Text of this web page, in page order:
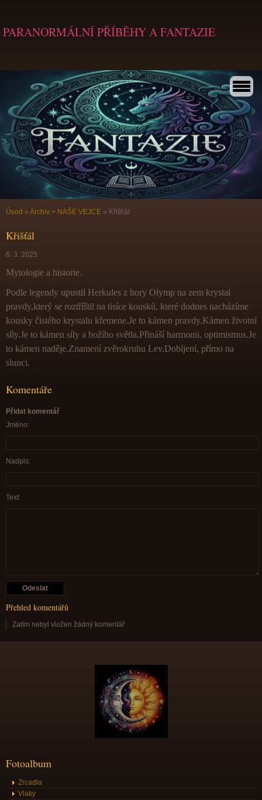
PARANORMÁLNÍ PŘÍBĚHY A FANTAZIE
Úvod » Archiv + NAŠE VEJCE » Křišťál
Křišťál
6. 3. 2025
Mytologie a historie.
Podle legendy upustil Herkules z hory Olymp na zem krystal
pravdy,který se roztříštil na tisíce kousků, které dodnes nacházíme
kousky čistého krystalu křemene.Je to kámen pravdy.Kámen životní
síly.Je to kámen síly a božího světla.Přináší harmonii, optimismus.Je
to kámen naděje.Znamení zvěrokruhu Lev.Dobíjení, přímo na
slunci.
Komentáře
Přidat komentář
Jméno:
Nadpis:
Text:
Přehled komentářů
Zatím nebyl vložen žádný komentář
Fotoalbum
Zrcadla
Vlaky